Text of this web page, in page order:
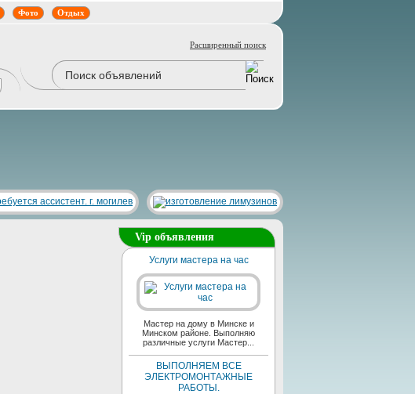
Фото Отдых
Расширенный поиск
Vip объявления
Услуги мастера на час
Мастер на дому в Минске и
Минском районе. Выполняю
различные услуги Мастер...
ВЫПОЛНЯЕМ ВСЕ
ЭЛЕКТРОМОНТАЖНЫЕ
РАБОТЫ.